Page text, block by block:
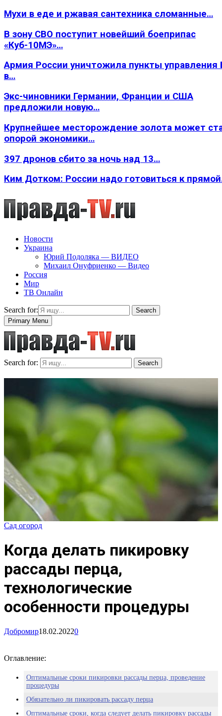
Мухи в еде и ржавая сантехника сломанные…
В зону СВО поступит новейший боеприпас
«Куб-10МЭ»…
Армия России уничтожила пункты
в…
Экс-чиновники Германии, Франции и США
предложили новую…
Крупнейшее месторождение золота может
опорой экономики…
397 дронов сбито за ночь над 13…
Ким Дотком: России надо готовиться к
Новости
Украина
Юрий Подоляка — ВИДЕО
Михаил Онуфриенко — Видео
Россия
Мир
ТВ Онлайн
Search for:
Search
Primary Menu
Search for: Search
Сад огород
Когда делать пикировку
рассады перца,
технологические
особенности процедуры
Добромир18.02.20220
Оглавление:
Оптимальные сроки пикировки рассады перца, проведение
процедуры
Обязательно ли пикировать рассаду перца
Оптимальные сроки, когда следует делать пикировку рассады